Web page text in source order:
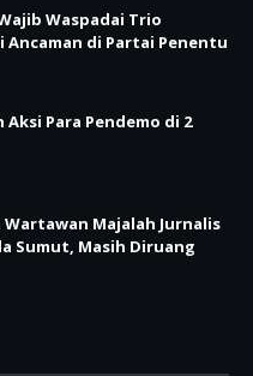
Waspadai Trio
Ancaman di Partai Penentu
Para Pendemo di 2
Wartawan Majalah Jurnalis
Sumut, Masih Diruang